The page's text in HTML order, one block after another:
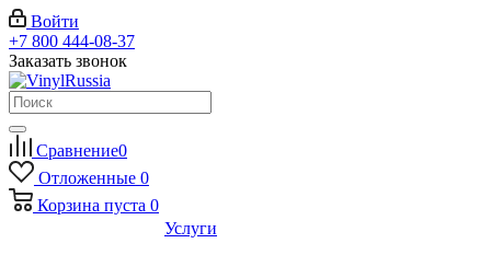
Войти
+7 800 444-08-37
Заказать звонок
Сравнение0
Отложенные 0
Корзина пуста 0
Услуги